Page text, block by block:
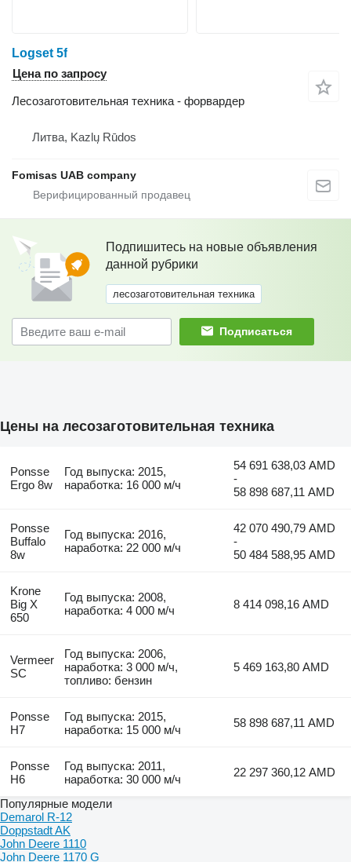
Logset 5f
Цена по запросу
Лесозаготовительная техника - форвардер
Литва, Kazlų Rūdos
Fomisas UAB company
Подпишитесь на новые объявления
данной рубрики
лесозаготовительная техника
Подписаться
Цены на лесозаготовительная техника
Ponsse
Ergo 8w
Год выпуска: 2015,
наработка: 16 000 м/ч
54 691 638,03 AMD
-
58 898 687,11 AMD
Ponsse
Buffalo
8w
Год выпуска: 2016,
наработка: 22 000 м/ч
42 070 490,79 AMD
-
50 484 588,95 AMD
Krone
Big X
650
Год выпуска: 2008,
наработка: 4 000 м/ч
8 414 098,16 AMD
Vermeer
SC
Год выпуска: 2006,
наработка: 3 000 м/ч,
топливо: бензин
5 469 163,80 AMD
Ponsse
H7
Год выпуска: 2015,
наработка: 15 000 м/ч
58 898 687,11 AMD
Ponsse
H6
Год выпуска: 2011,
наработка: 30 000 м/ч
22 297 360,12 AMD
Популярные модели
Demarol R-12
Doppstadt AK
John Deere 1110
John Deere 1170 G